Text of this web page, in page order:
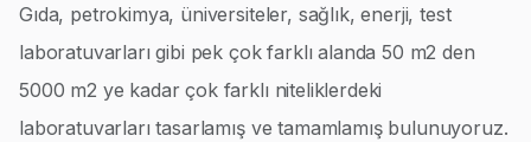
Gıda, petrokimya, üniversiteler, sağlık, enerji, test
laboratuvarları gibi pek çok farklı alanda 50 m2 den
5000 m2 ye kadar çok farklı niteliklerdeki
laboratuvarları tasarlamış ve tamamlamış bulunuyoruz.